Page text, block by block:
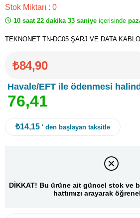
Stok Miktarı : 0
10 saat 22 dakika 33 saniye içerisinde
TEKNONET TN-DC05 ŞARJ VE DATA
₺84,90
Havale/EFT ile ödenmesi
76,41
₺14,15 ' den başlayan taksitle
DİKKAT! Bu ürüne ait güncel stok ve
hattımızı arayarak